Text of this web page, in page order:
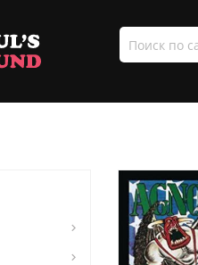
Поиск
по
сайту